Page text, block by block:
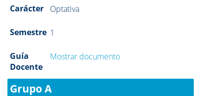
Carácter Optativa
Semestre 1
Guía
Docente
Mostrar documento
Grupo A